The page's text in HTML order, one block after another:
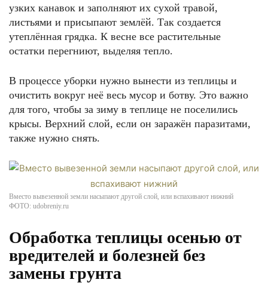
узких канавок и заполняют их сухой травой,
листьями и присыпают землёй. Так создается
утеплённая грядка. К весне все растительные
остатки перегниют, выделяя тепло.
В процессе уборки нужно вынести из теплицы и
очистить вокруг неё весь мусор и ботву. Это важно
для того, чтобы за зиму в теплице не поселились
крысы. Верхний слой, если он заражён паразитами,
также нужно снять.
Вместо вывезенной земли насыпают другой слой, или вспахивают нижний
ФОТО: udobreniy.ru
Обработка теплицы осенью от
вредителей и болезней без
замены грунта